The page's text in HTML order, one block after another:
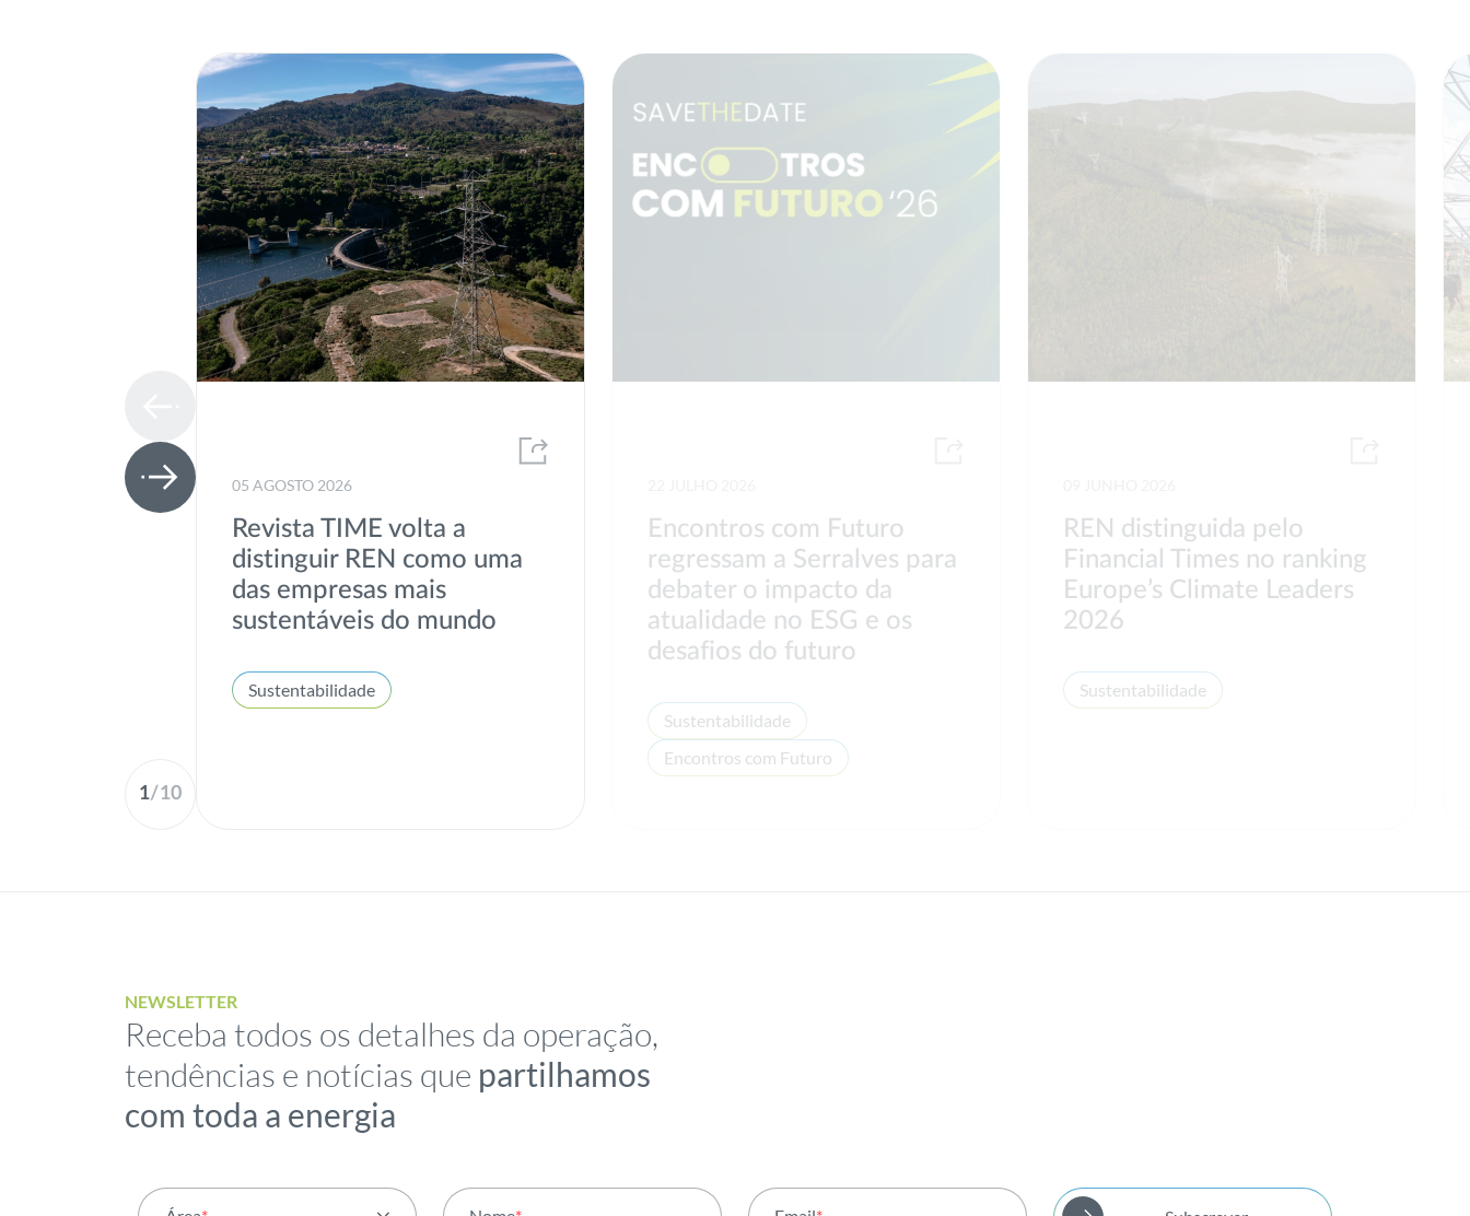
1/10
05 AGOSTO 2026
Revista TIME volta a
distinguir REN como uma
das empresas mais
sustentáveis do mundo
Sustentabilidade
Encontros com Futuro
regressam a Serralves para
debater o impacto da
atualidade no ESG e os
desafios do futuro
Sustentabilidade
Encontros com Futuro
REN distinguida pelo
Financial Times no ranking
Europe’s Climate Leaders
2026
Sustentabilidade
NEWSLETTER
Receba todos os detalhes da operação,
tendências e notícias que partilhamos
com toda a energia